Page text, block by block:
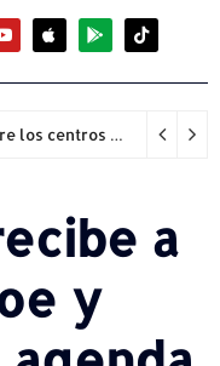
Hospital General de Castañer entre los centros de salud comunitarios con mejor desempeño clínico de Estados Unidos
a
y